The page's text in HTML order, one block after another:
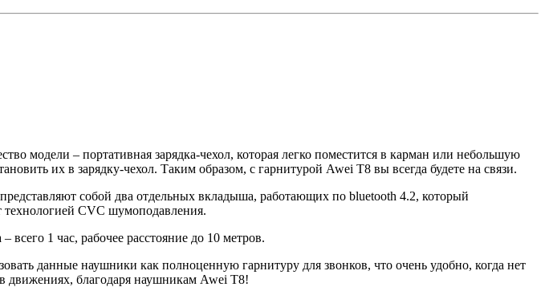
модели – портативная зарядка-чехол, которая легко поместится в карман или небольшую
их в зарядку-чехол. Таким образом, с гарнитурой Awei T8 вы всегда будете на связи.
собой два отдельных вкладыша, работающих по bluetooth 4.2, который
технологией CVC шумоподавления.
1 час, рабочее расстояние до 10 метров.
данные наушники как полноценную гарнитуру для звонков, что очень удобно, когда нет
движениях, благодаря наушникам Awei T8!